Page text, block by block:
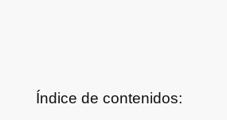
Índice de contenidos: